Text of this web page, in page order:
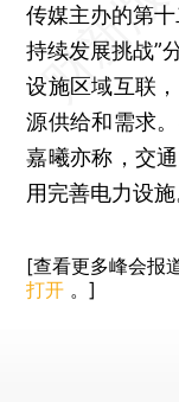
传媒主办的第
持续发展挑战”
设施区域互联
源供给和需求
嘉曦亦称，交
用完善电力设施
[查看更多峰会报
打开 。]